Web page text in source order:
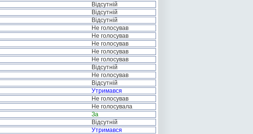
Відсутній
Відсутній
Відсутній
Не голосував
Не голосував
Не голосував
Не голосував
Не голосував
Відсутній
Не голосував
Відсутній
Утримався
Не голосував
Не голосувала
За
Відсутній
Утримався